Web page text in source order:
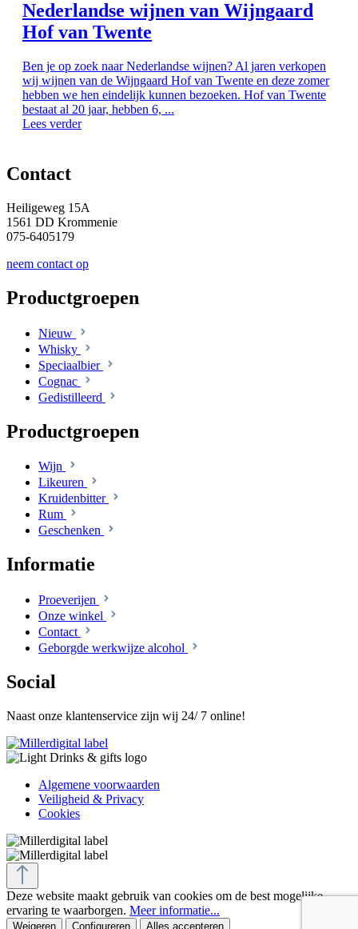
Nederlandse wijnen van Wijngaard
Hof van Twente
Ben je op zoek naar Nederlandse wijnen? Al jaren verkopen
wij wijnen van de Wijngaard Hof van Twente en deze zomer
hebben we hen eindelijk kunnen bezoeken. Hof van Twente
bestaat al 20 jaar, hebben 6, ...
Lees verder
Contact
Heiligeweg 15A
1561 DD Krommenie
075-6405179
neem contact op
Productgroepen
Nieuw
Whisky
Speciaalbier
Cognac
Gedistilleerd
Productgroepen
Wijn
Likeuren
Kruidenbitter
Rum
Geschenken
Informatie
Proeverijen
Onze winkel
Contact
Geborgde werkwijze alcohol
Social
Naast onze klantenservice zijn wij 24/ 7 online!
Algemene voorwaarden
Veiligheid & Privacy
Cookies
Deze website maakt gebruik van cookies om de best mogelijke
ervaring te waarborgen. Meer informatie...
Weigeren Configureren Alles accepteren